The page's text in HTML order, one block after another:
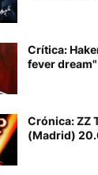
Crítica:
fever dream"
Crónica: ZZ
(Madrid)